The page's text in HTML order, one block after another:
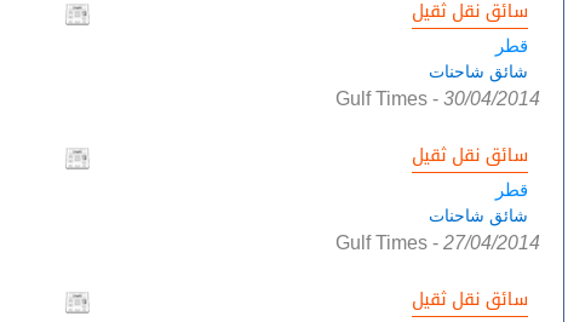
سائق نقل ثقيل
قطر
شائق شاحنات
Gulf Times - 30/04/2014
سائق نقل ثقيل
قطر
شائق شاحنات
Gulf Times - 27/04/2014
سائق نقل ثقيل